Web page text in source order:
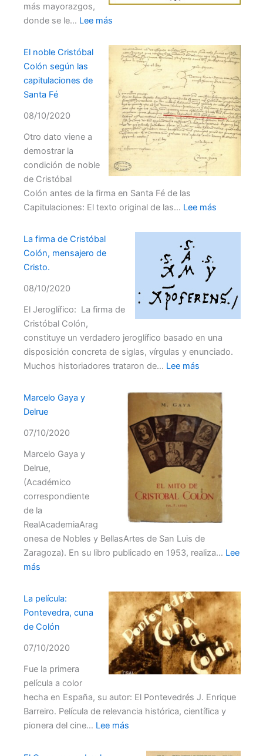
más mayorazgos,
donde se le… Lee más
y
natural
El noble Cristóbal
Colón según las
capitulaciones de
Santa Fé
08/10/2020
Otro dato viene a
demostrar la
condición de noble
de Cristóbal
Colón antes de la firma en Santa Fé de las
Capitulaciones: El texto original de las… Lee más
noble
las
de
Santa
Fé
La firma de Cristóbal
Colón, mensajero de
Cristo.
08/10/2020
El Jeroglífico: La firma de
Cristóbal Colón,
constituye un verdadero jeroglífico basado en una
disposición concreta de siglas, vírgulas y enunciado.
Muchos historiadores trataron de… Lee más
firma
Cristóbal
Colón,
mensajero
de
Cristo.
Marcelo Gaya y
Delrue
07/10/2020
Marcelo Gaya y
Delrue,
(Académico
correspondiente
de la
RealAcademiaArag
onesa de Nobles y BellasArtes de San Luis de
Zaragoza). En su libro publicado en 1953, realiza… Lee
más
Gaya
y
Delrue
La película:
Pontevedra, cuna
de Colón
07/10/2020
Fue la primera
película a color
hecha en España, su autor: El Pontevedrés J. Enrique
Barreiro. Película de relevancia histórica, científica y
pionera del cine… Lee más
película: